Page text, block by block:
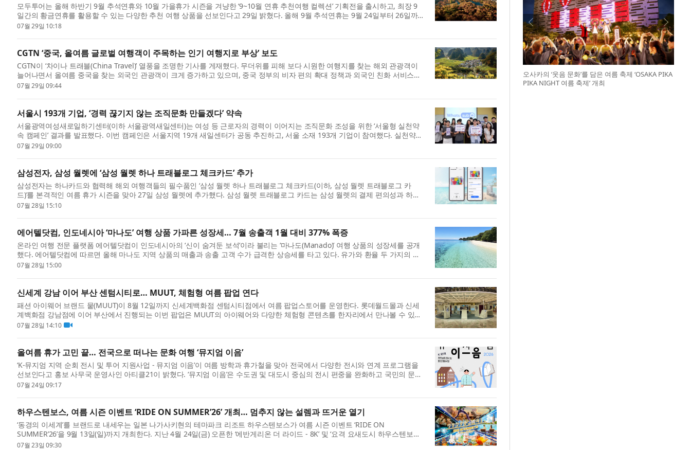
모두투어는 올해 하반기 9월 추석연휴와 10월 가을휴가 시즌을 겨냥한 ‘9~10월 연휴 추천여행 컬렉션’ 기획전을 출시하고, 최장 9
일간의 황금연휴를 활용할 수 있는 다양한 추천 여행 상품을 선보인다고 29일 밝혔다. 올해 9월 추석연휴는 9월 24일부터 26일까
지 이...
07월 29일 10:18
CGTN ‘중국, 올여름 글로벌 여행객이 주목하는 인기 여행지로 부상’ 보도
CGTN이 ‘차이나 트래블(China Travel)’ 열풍을 조명한 기사를 게재했다. 무더위를 피해 보다 시원한 여행지를 찾는 해외 관광객이
늘어나면서 올여름 중국을 찾는 외국인 관광객이 크게 증가하고 있으며, 중국 정부의 비자 편의 확대 정책과 외국인 친화 서비스가
이...
07월 29일 09:44
서울시 193개 기업, ‘경력 끊기지 않는 조직문화 만들겠다’ 약속
서울광역여성새로일하기센터(이하 서울광역새일센터)는 여성 등 근로자의 경력이 이어지는 조직문화 조성을 위한 ‘서울형 실천약
속 캠페인’ 결과를 발표했다. 이번 캠페인은 서울지역 19개 새일센터가 공동 추진하고, 서울 소재 193개 기업이 참여했다. 실천약속
은 ...
07월 29일 09:00
삼성전자, 삼성 월렛에 ‘삼성 월렛 하나 트래블로그 체크카드’ 추가
삼성전자는 하나카드와 협력해 해외 여행객들의 필수품인 ‘삼성 월렛 하나 트래블로그 체크카드(이하, 삼성 월렛 트래블로그 카
드)’를 본격적인 여름 휴가 시즌을 맞아 27일 삼성 월렛에 추가했다. 삼성 월렛 트래블로그 카드는 삼성 월렛의 결제 편의성과 하나
카드...
07월 28일 15:10
에어텔닷컴, 인도네시아 ‘마나도’ 여행 상품 가파른 성장세… 7월 송출객 1월 대비 377% 폭증
온라인 여행 전문 플랫폼 에어텔닷컴이 인도네시아의 ‘신이 숨겨둔 보석’이라 불리는 ‘마나도(Manado)’ 여행 상품의 성장세를 공개
했다. 에어텔닷컴에 따르면 올해 마나도 지역 상품의 매출과 송출 고객 수가 급격한 상승세를 타고 있다. 유가와 환율 두 가지의 악
재...
07월 28일 15:00
신세계 강남 이어 부산 센텀시티로… MUUT, 체험형 여름 팝업 연다
패션 아이웨어 브랜드 뭍(MUUT)이 8월 12일까지 신세계백화점 센텀시티점에서 여름 팝업스토어를 운영한다. 롯데월드몰과 신세
계백화점 강남점에 이어 부산에서 진행되는 이번 팝업은 MUUT의 아이웨어와 다양한 체험형 콘텐츠를 한자리에서 만나볼 수 있도
록 구성됐...
07월 28일 14:10
올여름 휴가 고민 끝… 전국으로 떠나는 문화 여행 ‘뮤지엄 이음’
‘K-뮤지엄 지역 순회 전시 및 투어 지원사업 - 뮤지엄 이음’이 여름 방학과 휴가철을 맞아 전국에서 다양한 전시와 연계 프로그램을
선보인다고 홍보 사무국 운영사인 아티클21이 밝혔다. ‘뮤지엄 이음’은 수도권 및 대도시 중심의 전시 편중을 완화하고 국민의 문
화...
07월 24일 09:17
하우스텐보스, 여름 시즌 이벤트 ‘RIDE ON SUMMER’26’ 개최… 멈추지 않는 설렘과 뜨거운 열기
‘동경의 이세계’를 브랜드로 내세우는 일본 나가사키현의 테마파크 리조트 하우스텐보스가 여름 시즌 이벤트 ‘RIDE ON
SUMMER’26’을 9월 13일(일)까지 개최한다. 지난 4월 24일(금) 오픈한 ‘에반게리온 더 라이드 - 8K’ 및 ‘요격 요새도시 하우스텐보
스’에서 펼쳐지...
07월 23일 09:30
오사카의 ‘웃음 문화’를 담은 여름 축제 ‘OSAKA PIKA
PIKA NIGHT 여름 축제’ 개최